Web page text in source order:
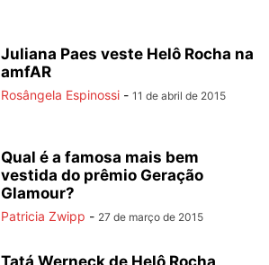
Juliana Paes veste Helô Rocha na
amfAR
Rosângela Espinossi - 11 de abril de 2015
Qual é a famosa mais bem
vestida do prêmio Geração
Glamour?
Patricia Zwipp - 27 de março de 2015
Tatá Werneck de Helô Rocha